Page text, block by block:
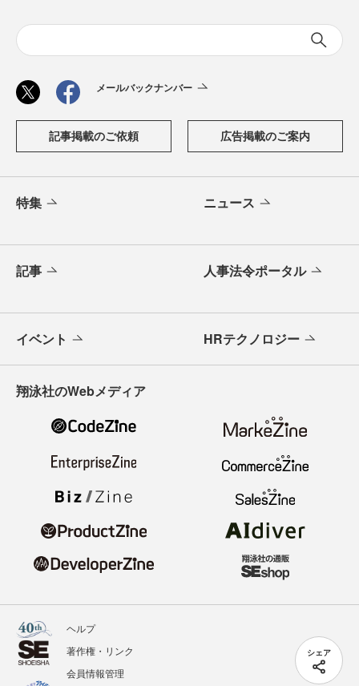
シェア
メールバックナンバー
記事掲載のご依頼 広告掲載のご案内
特集 ニュース
記事 人事法令ポータル
イベント HRテクノロジー
翔泳社のWebメディア
ヘルプ
著作権・リンク
会員情報管理